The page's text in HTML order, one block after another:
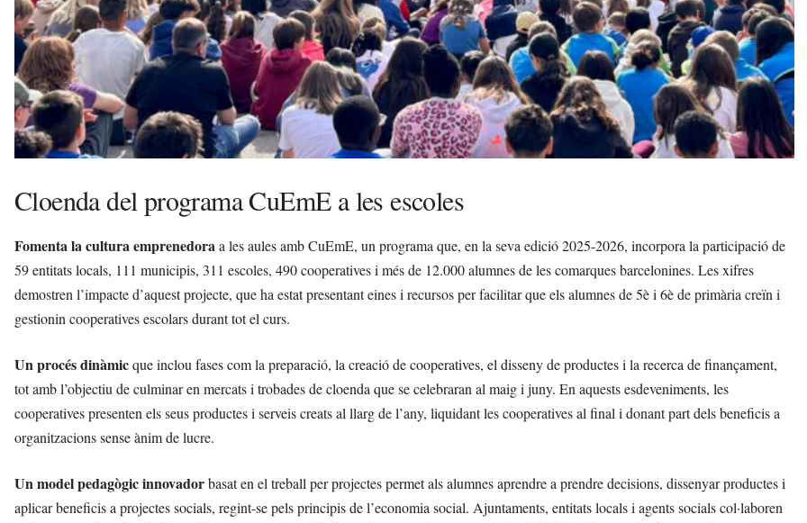
Cloenda del programa CuEmE a les escoles
Fomenta la cultura emprenedoraa les aules amb CuEmE, un programa que, en la seva edició 2025-2026, incorpora la participació de
59 entitats locals, 111 municipis, 311 escoles, 490 cooperatives i més de 12.000 alumnes de les comarques barcelonines. Les xifres
demostren l’impacte d’aquest projecte, que ha estat presentant eines i recursos per facilitar que els alumnes de 5è i 6è de primària creïn i
gestionin cooperatives escolars durant tot el curs.
Un procés dinàmicque inclou fases com la preparació, la creació de cooperatives, el disseny de productes i la recerca de finançament,
tot amb l’objectiu de culminar en mercats i trobades de cloenda que se celebraran al maig i juny. En aquests esdeveniments, les
cooperatives presenten els seus productes i serveis creats al llarg de l’any, liquidant les cooperatives al final i donant part dels beneficis a
organitzacions sense ànim de lucre.
Un model pedagògic innovadorbasat en el treball per projectes permet als alumnes aprendre a prendre decisions, dissenyar productes i
aplicar beneficis a projectes socials, regint-se pels principis de l’economia social. Ajuntaments, entitats locals i agents socials col·laboren